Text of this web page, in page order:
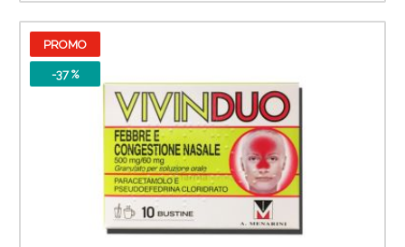
PROMO
-37 %
Benessere Intestinale: Sconto fino al 55% valido
oggi!